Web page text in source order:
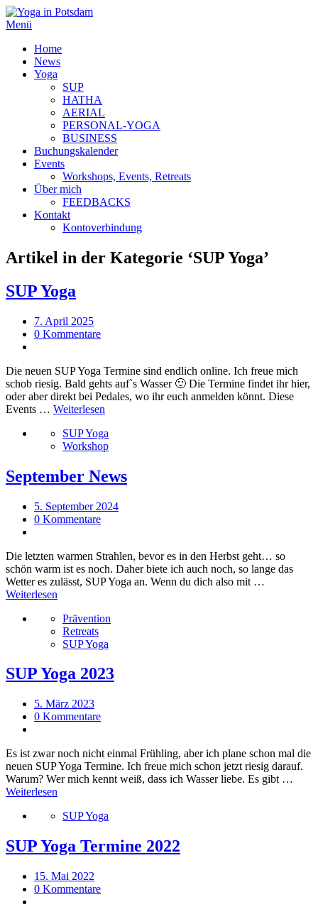
Menü
Home
News
Yoga
SUP
HATHA
AERIAL
PERSONAL-YOGA
BUSINESS
Buchungskalender
Events
Workshops, Events, Retreats
Über mich
FEEDBACKS
Kontakt
Kontoverbindung
Artikel in der Kategorie ‘SUP Yoga’
SUP Yoga
7. April 2025
0 Kommentare
Die neuen SUP Yoga Termine sind endlich online. Ich freue mich
schob riesig. Bald gehts auf`s Wasser 🙂 Die Termine findet ihr hier,
oder aber direkt bei Pedales, wo ihr euch anmelden könnt. Diese
Events … Weiterlesen
SUP Yoga
Workshop
September News
5. September 2024
0 Kommentare
Die letzten warmen Strahlen, bevor es in den Herbst geht… so
schön warm ist es noch. Daher biete ich auch noch, so lange das
Wetter es zulässt, SUP Yoga an. Wenn du dich also mit …
Weiterlesen
Prävention
Retreats
SUP Yoga
SUP Yoga 2023
5. März 2023
0 Kommentare
Es ist zwar noch nicht einmal Frühling, aber ich plane schon mal die
neuen SUP Yoga Termine. Ich freue mich schon jetzt riesig darauf.
Warum? Wer mich kennt weiß, dass ich Wasser liebe. Es gibt …
Weiterlesen
SUP Yoga
SUP Yoga Termine 2022
15. Mai 2022
0 Kommentare